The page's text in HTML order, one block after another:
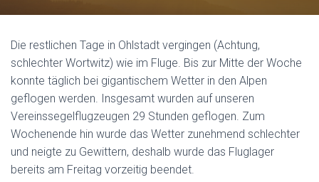
Die restlichen Tage in Ohlstadt vergingen (Achtung,
schlechter Wortwitz) wie im Fluge. Bis zur Mitte der Woche
konnte täglich bei gigantischem Wetter in den Alpen
geflogen werden. Insgesamt wurden auf unseren
Vereinssegelflugzeugen 29 Stunden geflogen. Zum
Wochenende hin wurde das Wetter zunehmend schlechter
und neigte zu Gewittern, deshalb wurde das Fluglager
bereits am Freitag vorzeitig beendet.